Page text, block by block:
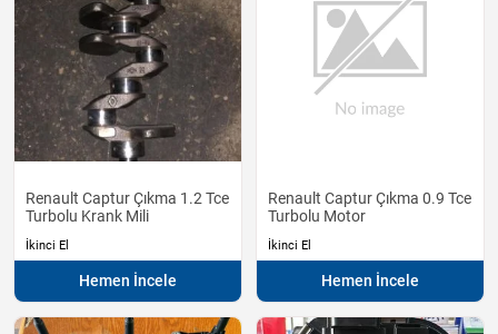
Renault Captur Çıkma 1.2 Tce
Turbolu Krank Mili
İkinci El
Hemen İncele
Renault Captur Çıkma 0.9 Tce
Turbolu Motor
İkinci El
Hemen İncele